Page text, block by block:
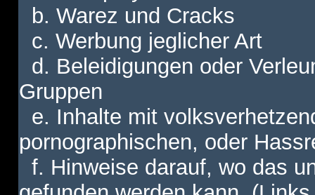
b. Warez und Cracks
c. Werbung jeglicher Art
d. Beleidigungen oder
Gruppen
e. Inhalte mit
pornographischen, oder
f. Hinweise darauf, wo das